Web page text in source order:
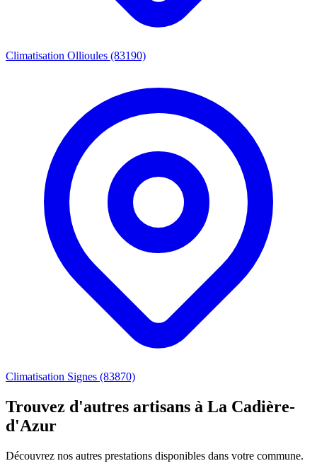
Climatisation Ollioules (83190)
Climatisation Signes (83870)
Trouvez d'autres artisans à La Cadière-
d'Azur
Découvrez nos autres prestations disponibles dans votre commune.